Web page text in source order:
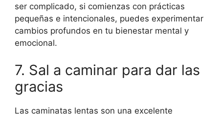
ser complicado, si comienzas con prácticas
pequeñas e intencionales, puedes experimentar
cambios profundos en tu bienestar mental y
emocional.
7. Sal a caminar para dar las
gracias
Las caminatas lentas son una excelente